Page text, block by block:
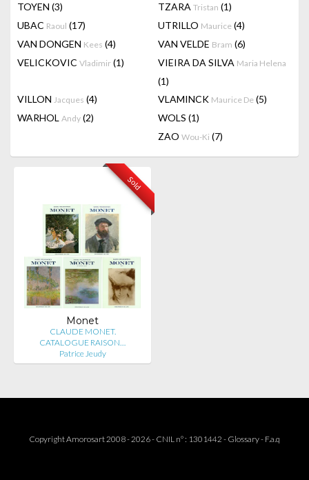
TOYEN (3) TZARA Tristan (1)
UBAC Raoul (17) UTRILLO Maurice (4)
VAN DONGEN Kees (4) VAN VELDE Bram (6)
VELICKOVIC Vladimir (1) VIEIRA DA SILVA Maria Helena
(1)
VILLON Jacques (4) VLAMINCK Maurice De (5)
WARHOL Andy (2) WOLS (1)
ZAO Wou-Ki (7)
Sold
Monet
CLAUDE MONET.
CATALOGUE RAISON…
Patrice Jeudy
Copyright Amorosart 2008 - 2026 - CNIL n° : 1301442 - Glossary- F.a.q